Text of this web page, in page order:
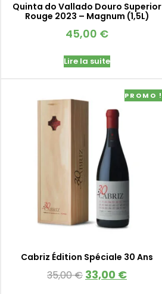
Quinta do Vallado Douro Superior
Rouge 2023 – Magnum (1,5L)
45,00 €
Lire la suite
PROMO !
Cabriz Édition Spéciale 30 Ans
35,00€ 33,00 €